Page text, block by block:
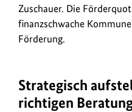
Zuschauer. Die
finanzschwache
Förderung.
Strategisch
richtigen